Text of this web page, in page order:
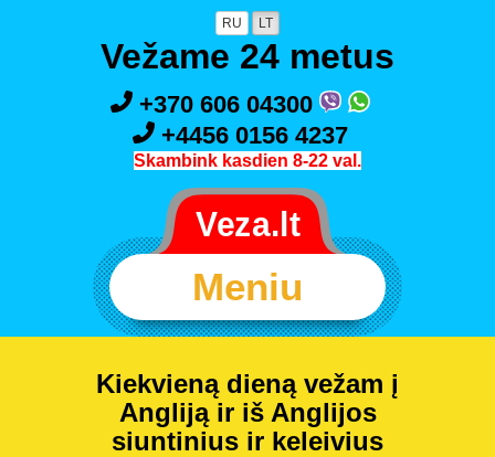
RU LT
Vežame 24 metus
+370 606 04300
+4456 0156 4237
Skambink kasdien 8-22 val.
Meniu
Kiekvieną dieną vežam į
Angliją ir iš Anglijos
siuntinius ir keleivius